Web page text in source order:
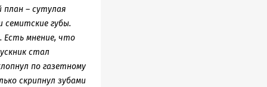
профсоюзной
которого, как
большой абзац с
А там —
жаль — я бы еще на
– сутулая
семитские губы.
Есть мнение, что
стал
по газетному
скрипнул зубами